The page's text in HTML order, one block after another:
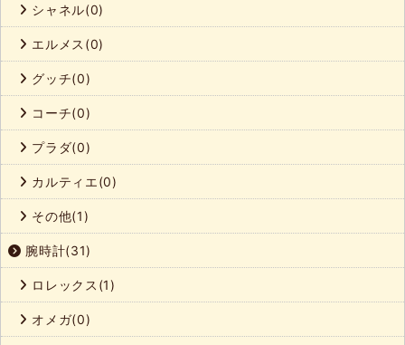
シャネル(0)
エルメス(0)
グッチ(0)
コーチ(0)
プラダ(0)
カルティエ(0)
その他(1)
腕時計(31)
ロレックス(1)
オメガ(0)